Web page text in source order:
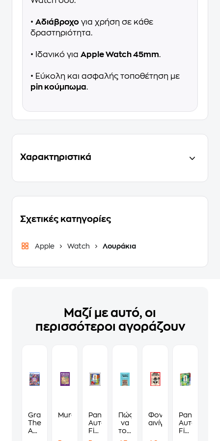
• Αδιάβροχο για χρήση σε κάθε
δραστηριότητα.
• Ιδανικό για Apple Watch 45mm.
• Εύκολη και ασφαλής τοποθέτηση με
pin κούμπωμα.
Χαρακτηριστικά
Σχετικές κατηγορίες
Apple Watch Λουράκια
Μαζί με αυτό, οι
περισσότεροι αγοράζουν
Grand
Theft
Auto
MurdokuPanini
Αυτοκόλλητα
Fifa
Πώς
να
τους
Φονικά
αινίγματα
Panini
Fifa